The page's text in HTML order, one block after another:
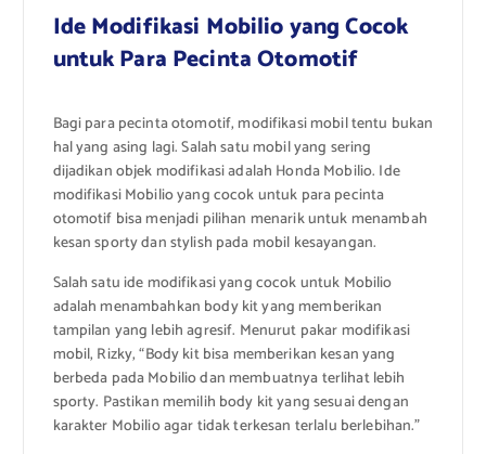
Ide Modifikasi Mobilio yang Cocok
untuk Para Pecinta Otomotif
Bagi para pecinta otomotif, modifikasi mobil tentu bukan
hal yang asing lagi. Salah satu mobil yang sering
dijadikan objek modifikasi adalah Honda Mobilio. Ide
modifikasi Mobilio yang cocok untuk para pecinta
otomotif bisa menjadi pilihan menarik untuk menambah
kesan sporty dan stylish pada mobil kesayangan.
Salah satu ide modifikasi yang cocok untuk Mobilio
adalah menambahkan body kit yang memberikan
tampilan yang lebih agresif. Menurut pakar modifikasi
mobil, Rizky, “Body kit bisa memberikan kesan yang
berbeda pada Mobilio dan membuatnya terlihat lebih
sporty. Pastikan memilih body kit yang sesuai dengan
karakter Mobilio agar tidak terkesan terlalu berlebihan.”